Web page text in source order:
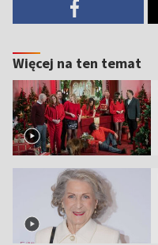
Więcej na ten temat